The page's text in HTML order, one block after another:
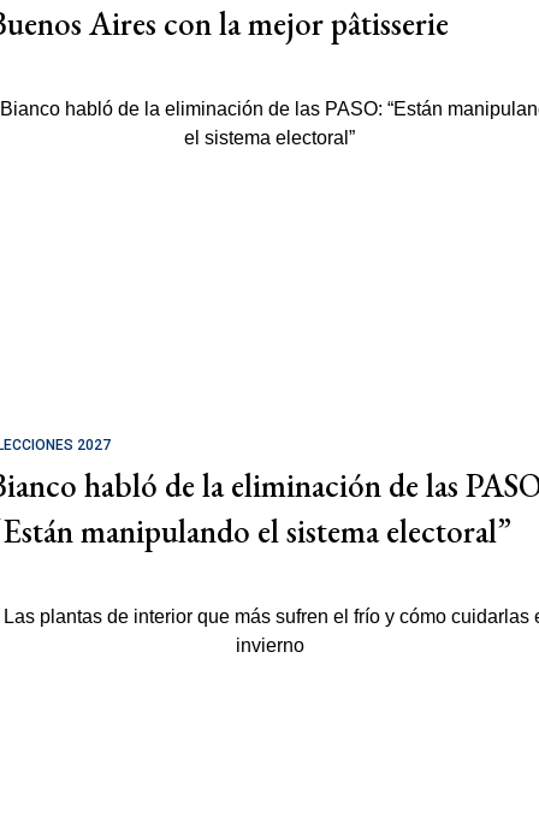
Aires con la mejor pâtisserie
2027
habló de la eliminación de las
manipulando el sistema electoral”